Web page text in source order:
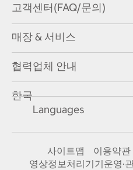
고객센터(FAQ/문의)
매장 & 서비스
협력업체 안내
한국
Languages
사이트맵 이용약관
영상정보처리기기운영·